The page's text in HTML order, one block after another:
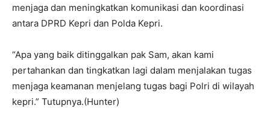
menjaga dan meningkatkan komunikasi dan koordinasi
antara DPRD Kepri dan Polda Kepri.
“Apa yang baik ditinggalkan pak Sam, akan kami
pertahankan dan tingkatkan lagi dalam menjalakan tugas
menjaga keamanan menjelang tugas bagi Polri di wilayah
kepri.” Tutupnya.(Hunter)